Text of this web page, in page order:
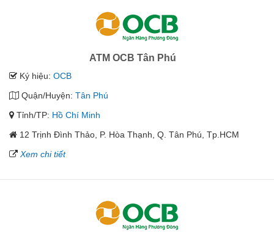
ATM OCB Tân Phú
Ký hiệu: OCB
Quận/Huyện: Tân Phú
Tỉnh/TP: Hồ Chí Minh
12 Trịnh Đình Thảo, P. Hòa Thạnh, Q. Tân Phú, Tp.HCM
Xem chi tiết